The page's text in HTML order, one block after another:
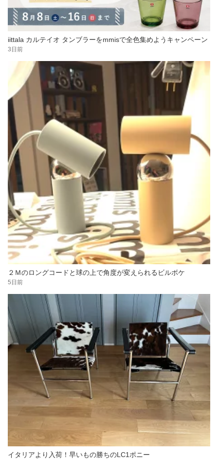
iittala カルテイオ タンブラーをmmisで全色集めようキャンペーン
3日前
２Ｍのロングコードと球の上で角度が変えられるビルボケ
5日前
イタリアより入荷！早いもの勝ちのLC1ポニー